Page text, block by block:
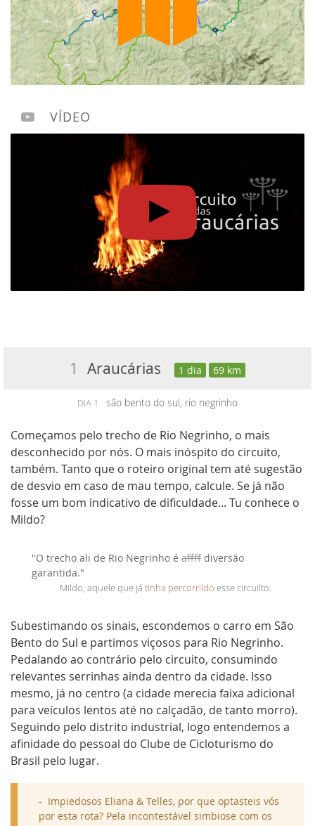
VÍDEO
1 Araucárias 1 dia 69 km
DIA 1 são bento do sul, rio negrinho
Começamos pelo trecho de Rio Negrinho, o mais
desconhecido por nós. O mais inóspito do circuito,
também. Tanto que o roteiro original tem até sugestão
de desvio em caso de mau tempo, calcule. Se já não
fosse um bom indicativo de dificuldade... Tu conhece o
Mildo?
"O trecho ali de Rio Negrinho é affff diversão
garantida."
Mildo, aquele que já tinha percorrildo esse circuilto.
Subestimando os sinais, escondemos o carro em São
Bento do Sul e partimos viçosos para Rio Negrinho.
Pedalando ao contrário pelo circuito, consumindo
relevantes serrinhas ainda dentro da cidade. Isso
mesmo, já no centro (a cidade merecia faixa adicional
para veículos lentos até no calçadão, de tanto morro).
Seguindo pelo distrito industrial, logo entendemos a
afinidade do pessoal do Clube de Cicloturismo do
Brasil pelo lugar.
Impiedosos Eliana & Telles, por que optasteis vós
por esta rota? Pela incontestável simbiose com os